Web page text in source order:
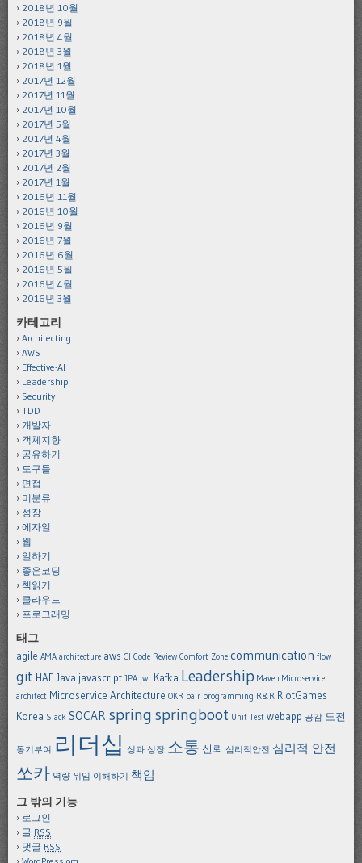
2018년 10월
2018년 9월
2018년 4월
2018년 3월
2018년 1월
2017년 12월
2017년 11월
2017년 10월
2017년 5월
2017년 4월
2017년 3월
2017년 2월
2017년 1월
2016년 11월
2016년 10월
2016년 9월
2016년 7월
2016년 6월
2016년 5월
2016년 4월
2016년 3월
카테고리
Architecting
AWS
Effective-AI
Leadership
Security
TDD
개발자
객체지향
공유하기
도구들
면접
미분류
성장
에자일
웹
일하기
좋은코딩
책읽기
클라우드
프로그래밍
태그
agile AMA architecture aws CI Code Review Comfort Zone communication flow
git HAE Java javascript JPA jwt Kafka Leadership Maven Microservice
architect Microservice Architecture OKR pair programming R&R RiotGames
Korea Slack SOCAR spring springboot Unit Test webapp 공감 도전
동기부여 리더십 성과 성장 소통 신뢰 심리적안전 심리적 안전
쏘카 역량 위임 이해하기 책임
그 밖의 기능
로그인
글 RSS
댓글 RSS